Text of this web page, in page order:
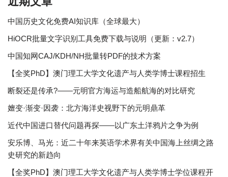
中国历史文化免费AI知识库（全球最大）
HiOCR批量文字识别工具免费下载与说明（更新：v2.7）
中国知网CAJ/KDH/NH批量转PDF的技术方案
【全奖PhD】澳门理工大学文化遗产与人类学博士课程招生
断裂还是传承?——元明官方海运与造船航海的对比研究
嬗变·渐变·因袭：北方海洋史视野下的元明鼎革
近代中国进口替代问题再探——以广东土洋鸦片之争为例
安乐博、马光：近二十年来英语学术界有关中国海上丝绸之路
史研究的新趋向
【全奖PhD】澳门理工大学文化遗产与人类学博士学位课程开